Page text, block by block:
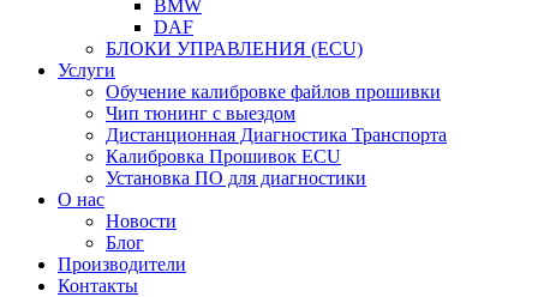
BMW
DAF
БЛОКИ УПРАВЛЕНИЯ (ECU)
Услуги
Обучение калибровке файлов прошивки
Чип тюнинг с выездом
Дистанционная Диагностика Транспорта
Калибровка Прошивок ECU
Установка ПО для диагностики
О нас
Новости
Блог
Производители
Контакты